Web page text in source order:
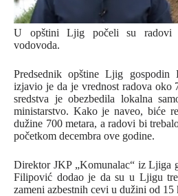
U opštini Ljig počeli su radovi
vodovoda.
Predsednik opštine Ljig gospodin
izjavio je da je vrednost radova oko
sredstva je obezbedila lokalna
ministarstvo. Kako je naveo, biće
dužine 700 metara, a radovi bi
početkom decembra ove godine.
Direktor JKP „Komunalac“ iz Ljiga
Filipović dodao je da su u Ljigu
zameni azbestnih cevi u dužini od 15